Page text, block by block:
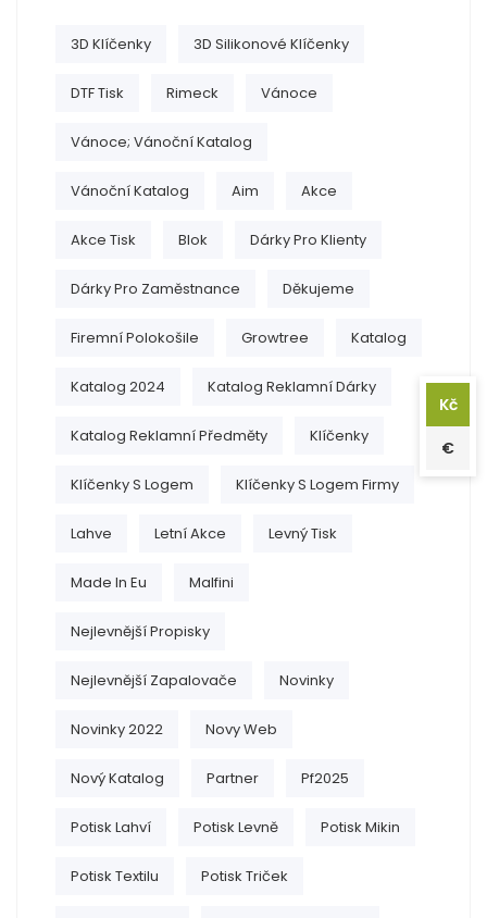
3D Klíčenky 3D Silikonové Klíčenky
DTF Tisk Rimeck Vánoce
Vánoce; Vánoční Katalog
Vánoční Katalog Aim Akce
Akce Tisk Blok Dárky Pro Klienty
Dárky Pro Zaměstnance Děkujeme
Firemní Polokošile Growtree Katalog
Katalog 2024 Katalog Reklamní Dárky
Katalog Reklamní Předměty Klíčenky
Klíčenky S Logem Klíčenky S Logem Firmy
Lahve Letní Akce Levný Tisk
Made In Eu Malfini
Nejlevnější Propisky
Nejlevnější Zapalovače Novinky
Novinky 2022 Novy Web
Nový Katalog Partner Pf2025
Potisk Lahví Potisk Levně Potisk Mikin
Potisk Textilu Potisk Triček
Kč
€